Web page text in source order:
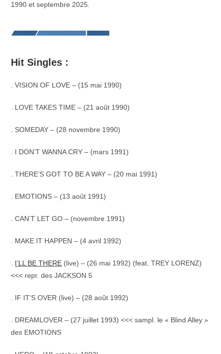
1990 et septembre 2025.
Hit Singles :
. VISION OF LOVE – (15 mai 1990)
. LOVE TAKES TIME – (21 août 1990)
. SOMEDAY – (28 novembre 1990)
. I DON’T WANNA CRY – (mars 1991)
. THERE’S GOT TO BE A WAY – (20 mai 1991)
. EMOTIONS – (13 août 1991)
. CAN’T LET GO – (novembre 1991)
. MAKE IT HAPPEN – (4 avril 1992)
I’LL BE THERE (live) – (26 mai 1992) (feat. TREY LORENZ)
<<< repr. des JACKSON 5
. IF IT’S OVER (live) – (28 août 1992)
. DREAMLOVER – (27 juillet 1993) <<< sampl. le « Blind Alley »
des EMOTIONS